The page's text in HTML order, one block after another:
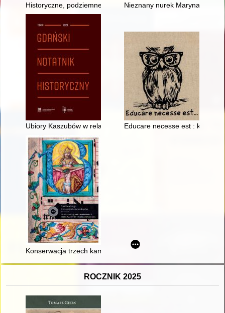
Historyczne, podziemne budowle murowe na terenie dawnej
Nieznany nurek Marynarki
Ubiory Kaszubów w relacji z 1806 r. niemieckiego pedagoga
Educare necesse est : kobieta
Konserwacja trzech kamiennych nagrobków renesansowych
ROCZNIK 2025